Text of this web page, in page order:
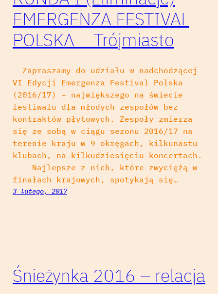
EMERGENZA FESTIVAL
POLSKA – Trójmiasto
Zapraszamy do udziału w nadchodzącej
VI Edycji Emergenza Festival Polska
(2016/17) – największego na świecie
festiwalu dla młodych zespołów bez
kontraktów płytowych. Zespoły zmierzą
się ze sobą w ciągu sezonu 2016/17 na
terenie kraju w 9 okręgach, kilkunastu
klubach, na kilkudziesięciu koncertach.
Najlepsze z nich, które zwyciężą w
finałach krajowych, spotykają się…
3 lutego, 2017
Śnieżynka 2016 – relacja